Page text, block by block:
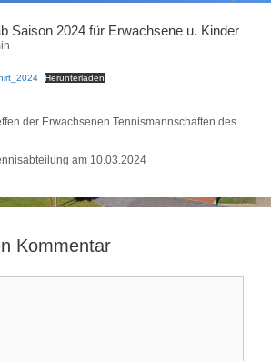
Saison 2024 für Erwachsene u. Kinder
Herunterladen
der Erwachsenen Tennismannschaften des
am 10.03.2024
Kommentar